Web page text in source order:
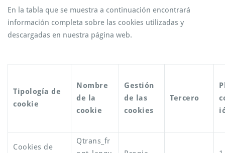
En la tabla que se muestra a continuación encontrará
información completa sobre las cookies utilizadas y
descargadas en nuestra página web.
Tipología de
cookie
Nombre
de la
cookie
Gestión
de las
cookies
Tercero
Cookies de
Qtrans_fr